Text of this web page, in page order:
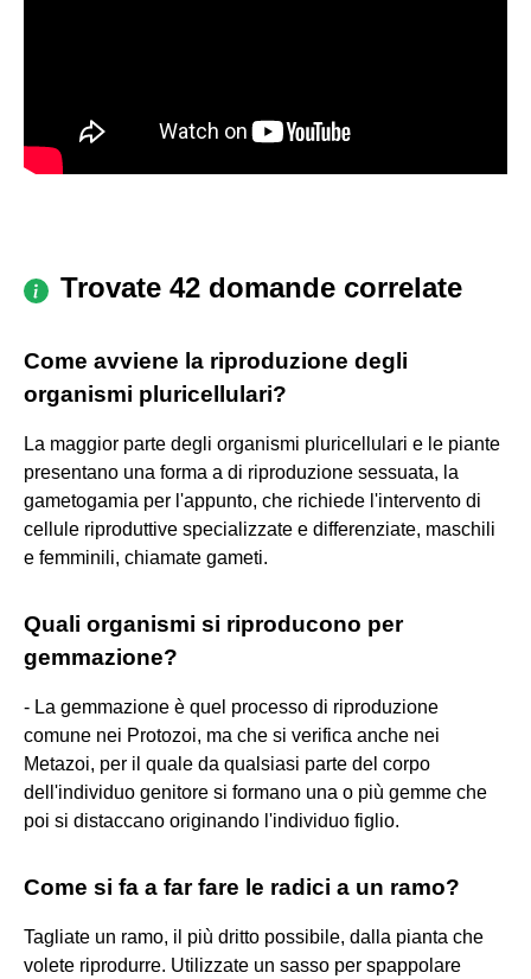
Trovate 42 domande correlate
Come avviene la riproduzione degli
organismi pluricellulari?
La maggior parte degli organismi pluricellulari e le piante
presentano una forma a di riproduzione sessuata, la
gametogamia per l'appunto, che richiede l'intervento di
cellule riproduttive specializzate e differenziate, maschili
e femminili, chiamate gameti.
Quali organismi si riproducono per
gemmazione?
- La gemmazione è quel processo di riproduzione
comune nei Protozoi, ma che si verifica anche nei
Metazoi, per il quale da qualsiasi parte del corpo
dell'individuo genitore si formano una o più gemme che
poi si distaccano originando l'individuo figlio.
Come si fa a far fare le radici a un ramo?
Tagliate un ramo, il più dritto possibile, dalla pianta che
volete riprodurre. Utilizzate un sasso per spappolare